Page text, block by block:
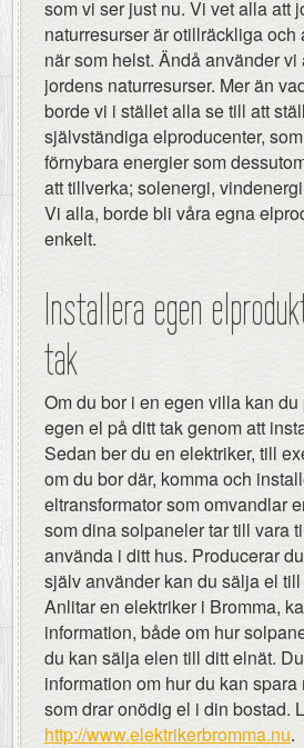
som vi ser just nu. Vi vet alla att
naturresurser är otillräckliga och
när som helst. Ändå använder
jordens naturresurser. Mer än
borde vi i stället alla se till att
självständiga elproducenter,
förnybara energier som
att tillverka; solenergi,
Vi alla, borde bli våra egna
enkelt.
Installera egen
tak
Om du bor i en egen villa kan
egen el på ditt tak genom att
Sedan ber du en elektriker, till
om du bor där, komma och
eltransformator som omvandlar
som dina solpaneler tar till vara
använda i ditt hus. Producerar
själv använder kan du sälja el
Anlitar en elektriker i Bromma,
information, både om hur
du kan sälja elen till ditt elnät.
information om hur du kan spara
som drar onödig el i din bostad.
http://www.elektrikerbromma.nu.